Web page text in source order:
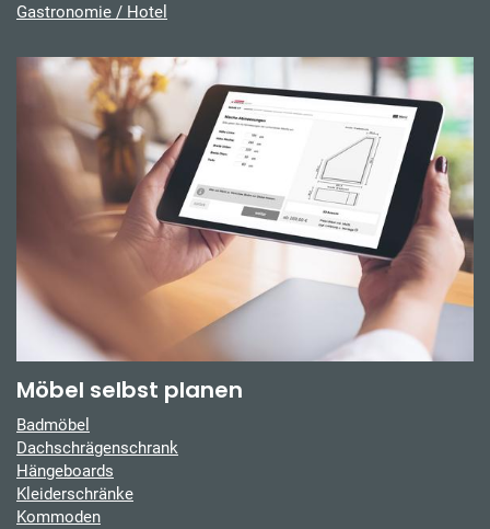
Gastronomie / Hotel
Möbel selbst planen
Badmöbel
Dachschrägenschrank
Hängeboards
Kleiderschränke
Kommoden